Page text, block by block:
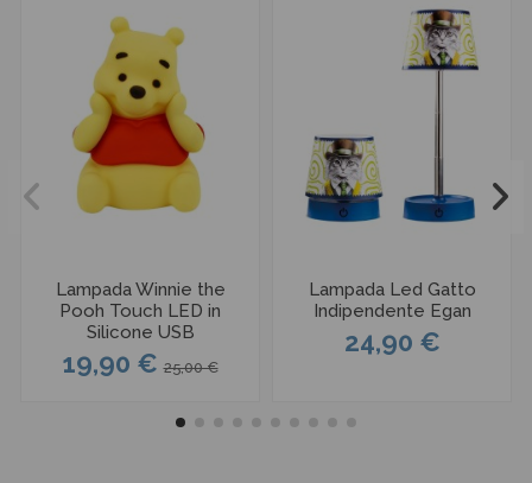
Lampada Winnie the
Pooh Touch LED in
Silicone USB
19,90 €25,00 €
Lampada Led Gatto
Indipendente Egan
24,90 €